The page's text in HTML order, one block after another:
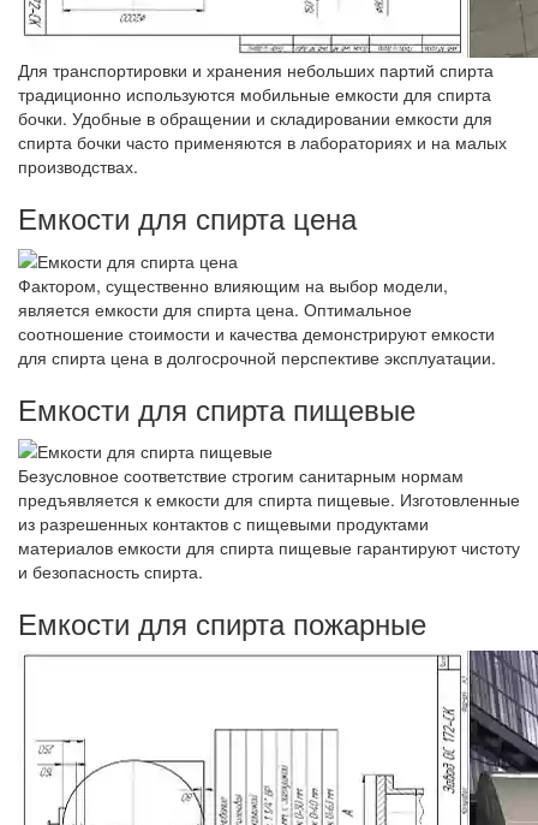
Для транспортировки и хранения небольших партий спирта
традиционно используются мобильные емкости для спирта
бочки. Удобные в обращении и складировании емкости для
спирта бочки часто применяются в лабораториях и на малых
производствах.
Емкости для спирта цена
Фактором, существенно влияющим на выбор модели,
является емкости для спирта цена. Оптимальное
соотношение стоимости и качества демонстрируют емкости
для спирта цена в долгосрочной перспективе эксплуатации.
Емкости для спирта пищевые
Безусловное соответствие строгим санитарным нормам
предъявляется к емкости для спирта пищевые. Изготовленные
из разрешенных контактов с пищевыми продуктами
материалов емкости для спирта пищевые гарантируют чистоту
и безопасность спирта.
Емкости для спирта пожарные